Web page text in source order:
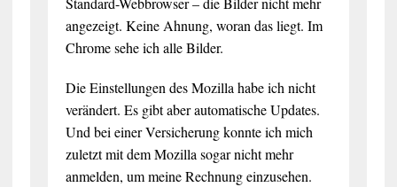
angezeigt. Keine Ahnung, woran das liegt. Im
Chrome sehe ich alle Bilder.
Die Einstellungen des Mozilla habe ich nicht
verändert. Es gibt aber automatische Updates.
Und bei einer Versicherung konnte ich mich
zuletzt mit dem Mozilla sogar nicht mehr
anmelden, um meine Rechnung einzusehen.